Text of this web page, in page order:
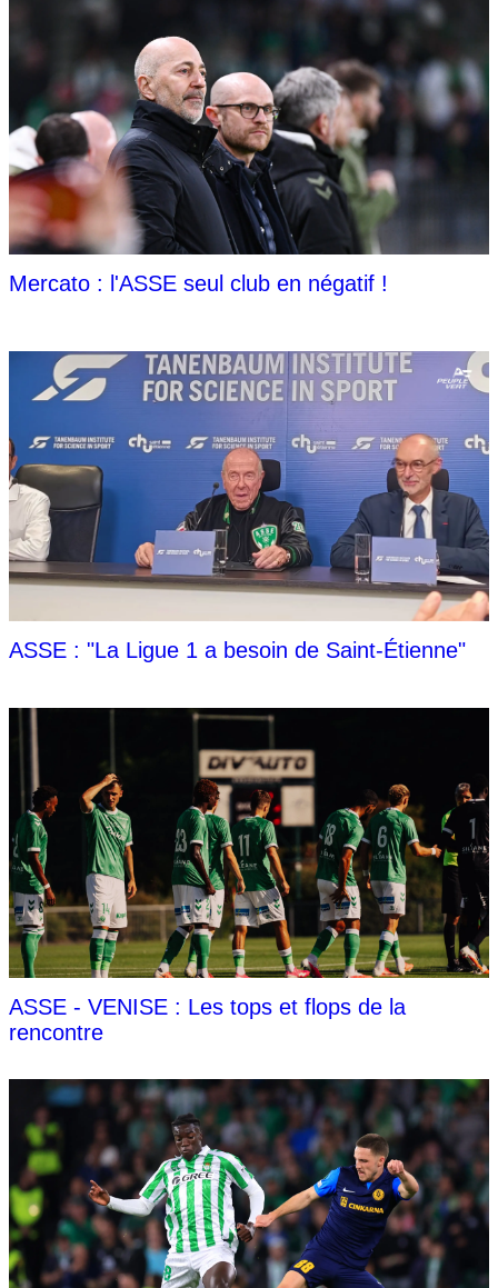
Mercato : l'ASSE seul club en négatif !
ASSE : "La Ligue 1 a besoin de Saint-Étienne"
ASSE - VENISE : Les tops et flops de la
rencontre